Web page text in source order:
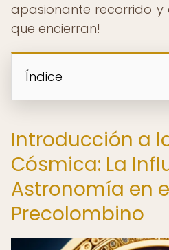
apasionante recorrido y
que encierran!
Índice
Introducción a
Cósmica: La
Astronomía en
Precolombino